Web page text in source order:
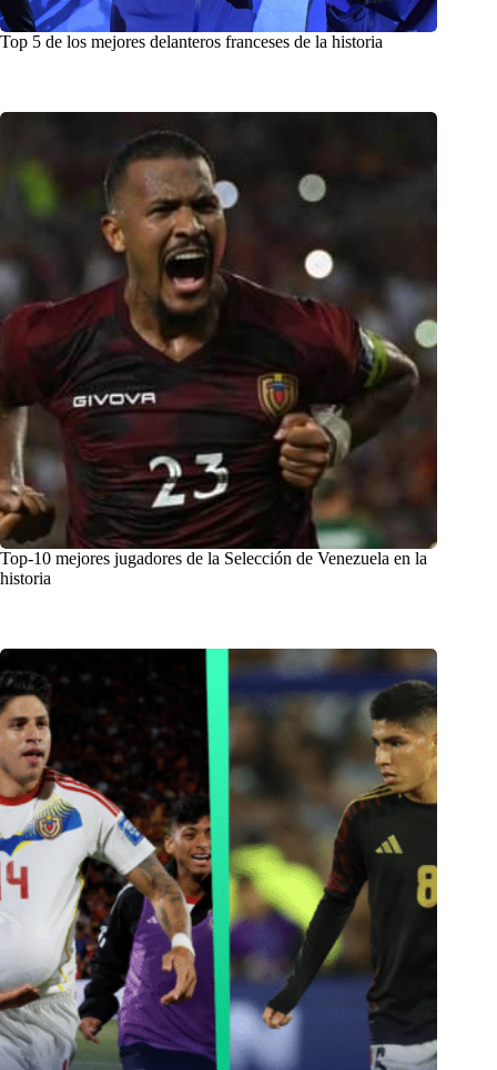
Top 5 de los mejores delanteros franceses de la historia
Top-10 mejores jugadores de la Selección de Venezuela en la
historia